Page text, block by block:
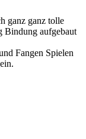
ganz ganz tolle
Bindung aufgebaut
Fangen Spielen
ein.